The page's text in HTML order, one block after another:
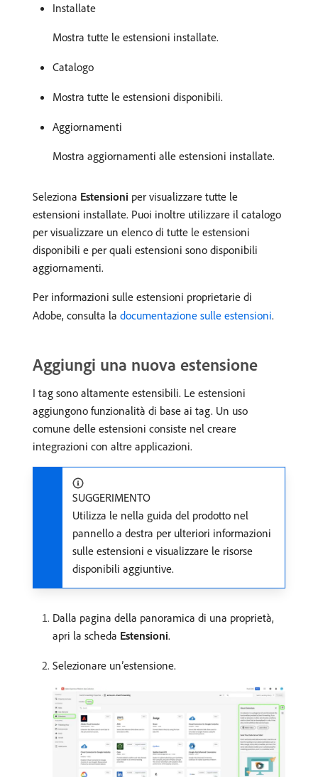
Installate
Mostra tutte le estensioni installate.
Catalogo
Mostra tutte le estensioni disponibili.
Aggiornamenti
Mostra aggiornamenti alle estensioni installate.
Seleziona Estensioni per visualizzare tutte le
estensioni installate. Puoi inoltre utilizzare il catalogo
per visualizzare un elenco di tutte le estensioni
disponibili e per quali estensioni sono disponibili
aggiornamenti.
Per informazioni sulle estensioni proprietarie di
Adobe, consulta la documentazione sulle estensioni.
Aggiungi una nuova estensione
I tag sono altamente estensibili. Le estensioni
aggiungono funzionalità di base ai tag. Un uso
comune delle estensioni consiste nel creare
integrazioni con altre applicazioni.
SUGGERIMENTO
Utilizza le nella guida del prodotto nel
pannello a destra per ulteriori informazioni
sulle estensioni e visualizzare le risorse
disponibili aggiuntive.
Dalla pagina della panoramica di una proprietà,
apri la scheda Estensioni.
Selezionare un’estensione.